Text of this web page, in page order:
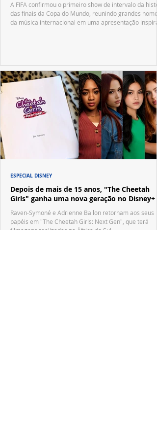
A FIFA confirmou o primeiro show de intervalo da
das finais da Copa do Mundo, reunindo grandes nomes
da música internacional em uma apresentação
Depois de mais de 15 anos, "The Cheetah
Girls" ganha uma nova geração no Disney+
Raven-Symoné e Adrienne Bailon retornam aos seus
papéis em "The Cheetah Girls: Next Gen", que terá
filmagens realizadas na África do Sul.
ESPECIAL DISNEY